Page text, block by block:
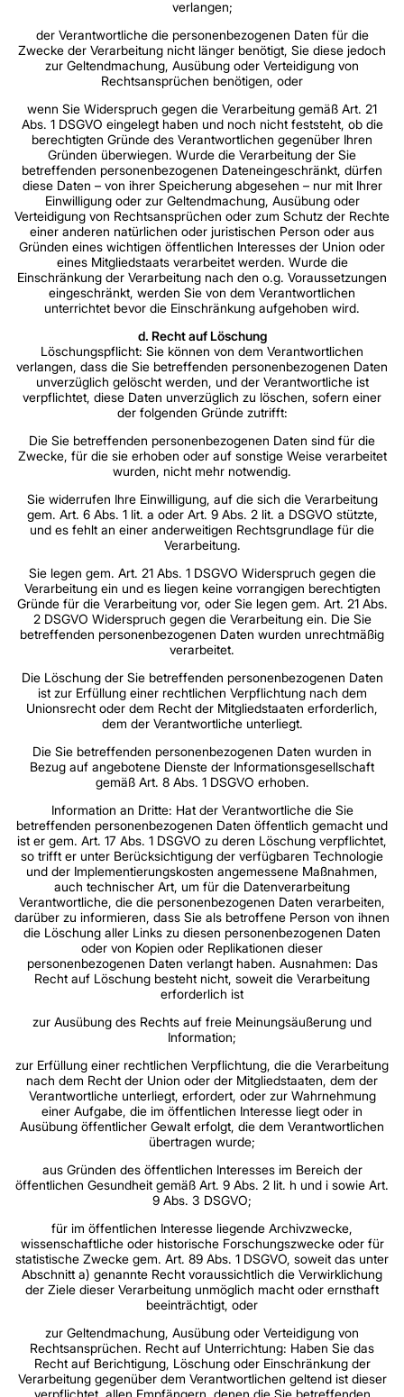
verlangen;
der Verantwortliche die personenbezogenen Daten für die
Zwecke der Verarbeitung nicht länger benötigt, Sie diese jedoch
zur Geltendmachung, Ausübung oder Verteidigung von
Rechtsansprüchen benötigen, oder
wenn Sie Widerspruch gegen die Verarbeitung gemäß Art. 21
Abs. 1 DSGVO eingelegt haben und noch nicht feststeht, ob die
berechtigten Gründe des Verantwortlichen gegenüber Ihren
Gründen überwiegen. Wurde die Verarbeitung der Sie
betreffenden personenbezogenen Dateneingeschränkt, dürfen
diese Daten – von ihrer Speicherung abgesehen – nur mit Ihrer
Einwilligung oder zur Geltendmachung, Ausübung oder
Verteidigung von Rechtsansprüchen oder zum Schutz der Rechte
einer anderen natürlichen oder juristischen Person oder aus
Gründen eines wichtigen öffentlichen Interesses der Union oder
eines Mitgliedstaats verarbeitet werden. Wurde die
Einschränkung der Verarbeitung nach den o.g. Voraussetzungen
eingeschränkt, werden Sie von dem Verantwortlichen
unterrichtet bevor die Einschränkung aufgehoben wird.
d. Recht auf Löschung
Löschungspflicht: Sie können von dem Verantwortlichen
verlangen, dass die Sie betreffenden personenbezogenen Daten
unverzüglich gelöscht werden, und der Verantwortliche ist
verpflichtet, diese Daten unverzüglich zu löschen, sofern einer
der folgenden Gründe zutrifft:
Die Sie betreffenden personenbezogenen Daten sind für die
Zwecke, für die sie erhoben oder auf sonstige Weise verarbeitet
wurden, nicht mehr notwendig.
Sie widerrufen Ihre Einwilligung, auf die sich die Verarbeitung
gem. Art. 6 Abs. 1 lit. a oder Art. 9 Abs. 2 lit. a DSGVO stützte,
und es fehlt an einer anderweitigen Rechtsgrundlage für die
Verarbeitung.
Sie legen gem. Art. 21 Abs. 1 DSGVO Widerspruch gegen die
Verarbeitung ein und es liegen keine vorrangigen berechtigten
Gründe für die Verarbeitung vor, oder Sie legen gem. Art. 21 Abs.
2 DSGVO Widerspruch gegen die Verarbeitung ein. Die Sie
betreffenden personenbezogenen Daten wurden unrechtmäßig
verarbeitet.
Die Löschung der Sie betreffenden personenbezogenen Daten
ist zur Erfüllung einer rechtlichen Verpflichtung nach dem
Unionsrecht oder dem Recht der Mitgliedstaaten erforderlich,
dem der Verantwortliche unterliegt.
Die Sie betreffenden personenbezogenen Daten wurden in
Bezug auf angebotene Dienste der Informationsgesellschaft
gemäß Art. 8 Abs. 1 DSGVO erhoben.
Information an Dritte: Hat der Verantwortliche die Sie
betreffenden personenbezogenen Daten öffentlich gemacht und
ist er gem. Art. 17 Abs. 1 DSGVO zu deren Löschung verpflichtet,
so trifft er unter Berücksichtigung der verfügbaren Technologie
und der Implementierungskosten angemessene Maßnahmen,
auch technischer Art, um für die Datenverarbeitung
Verantwortliche, die die personenbezogenen Daten verarbeiten,
darüber zu informieren, dass Sie als betroffene Person von ihnen
die Löschung aller Links zu diesen personenbezogenen Daten
oder von Kopien oder Replikationen dieser
personenbezogenen Daten verlangt haben. Ausnahmen: Das
Recht auf Löschung besteht nicht, soweit die Verarbeitung
erforderlich ist
zur Ausübung des Rechts auf freie Meinungsäußerung und
Information;
zur Erfüllung einer rechtlichen Verpflichtung, die die Verarbeitung
nach dem Recht der Union oder der Mitgliedstaaten, dem der
Verantwortliche unterliegt, erfordert, oder zur Wahrnehmung
einer Aufgabe, die im öffentlichen Interesse liegt oder in
Ausübung öffentlicher Gewalt erfolgt, die dem Verantwortlichen
übertragen wurde;
aus Gründen des öffentlichen Interesses im Bereich der
öffentlichen Gesundheit gemäß Art. 9 Abs. 2 lit. h und i sowie Art.
9 Abs. 3 DSGVO;
für im öffentlichen Interesse liegende Archivzwecke,
wissenschaftliche oder historische Forschungszwecke oder für
statistische Zwecke gem. Art. 89 Abs. 1 DSGVO, soweit das unter
Abschnitt a) genannte Recht voraussichtlich die Verwirklichung
der Ziele dieser Verarbeitung unmöglich macht oder ernsthaft
beeinträchtigt, oder
zur Geltendmachung, Ausübung oder Verteidigung von
Rechtsansprüchen. Recht auf Unterrichtung: Haben Sie das
Recht auf Berichtigung, Löschung oder Einschränkung der
Verarbeitung gegenüber dem Verantwortlichen geltend ist dieser
verpflichtet, allen Empfängern, denen die Sie betreffenden